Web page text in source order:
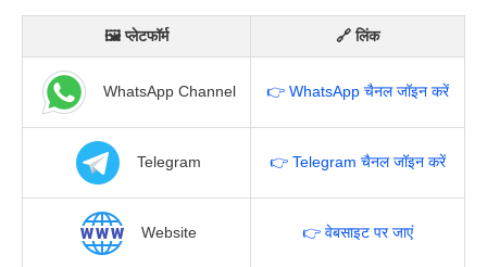
🖼 प्लेटफॉर्म 🔗 लिंक
WhatsApp Channel 👉 WhatsApp चैनल जॉइन करें
Telegram 👉 Telegram चैनल जॉइन करें
Website 👉 वेबसाइट पर जाएं